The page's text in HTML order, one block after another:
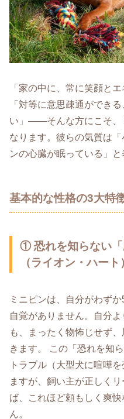
「家の中に、常に笑顔と
「対等に意思疎通ができ
い」――そんな方にこそ、
なります。彼らの気質は
ンの心臓が眠っている」と
基本的な性格の3大特
① 恐れを知らない
（ライオン・ハート
ミニピンは、自分がわず
自覚がありません。自分
も、まったく物怖じせず
きます。 この「恐れを知
トラブル（大型犬に喧嘩
ますが、飼い主が正しく
ば、これほど頼もしく爽
ん。